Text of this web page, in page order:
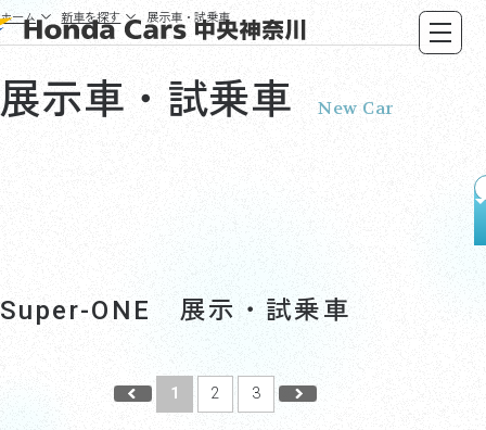
ホーム 新車を探す 展示車・試乗車
展示車・試乗車 New Car
Super-ONE 展示・試乗車
1 2 3